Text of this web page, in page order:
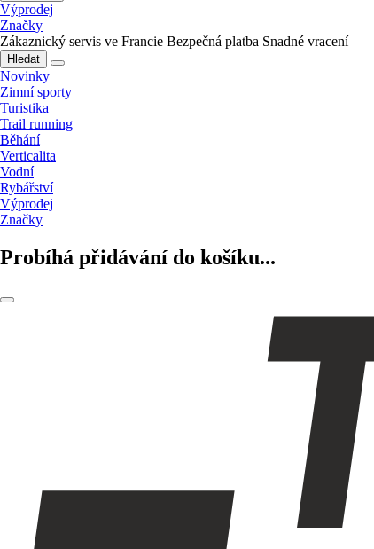
Výprodej
Značky
Zákaznický servis ve Francie Bezpečná platba Snadné vracení
Hledat
Novinky
Zimní sporty
Turistika
Trail running
Běhání
Verticalita
Vodní
Rybářství
Výprodej
Značky
Probíhá přidávání do košíku...